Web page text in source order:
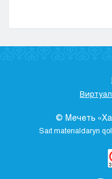
© Мечеть
Saıt materıaldaryn